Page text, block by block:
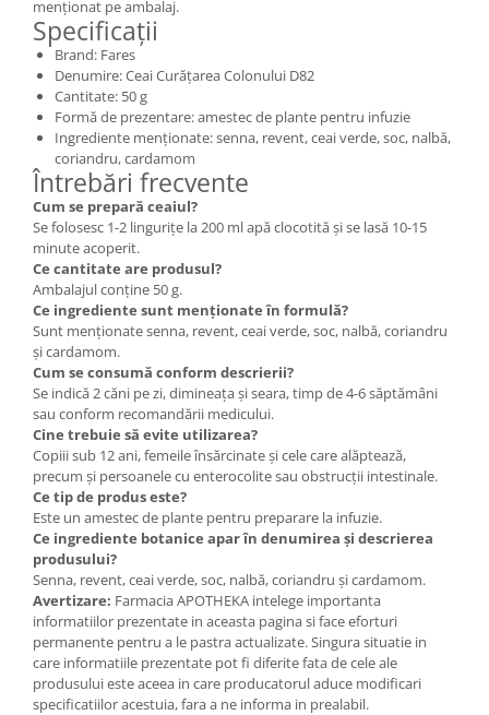
menționat pe ambalaj.
Specificații
Brand: Fares
Denumire: Ceai Curățarea Colonului D82
Cantitate: 50 g
Formă de prezentare: amestec de plante pentru infuzie
Ingrediente menționate: senna, revent, ceai verde, soc, nalbă,
coriandru, cardamom
Întrebări frecvente
Cum se prepară ceaiul?
Se folosesc 1-2 lingurițe la 200 ml apă clocotită și se lasă 10-15
minute acoperit.
Ce cantitate are produsul?
Ambalajul conține 50 g.
Ce ingrediente sunt menționate în formulă?
Sunt menționate senna, revent, ceai verde, soc, nalbă, coriandru
și cardamom.
Cum se consumă conform descrierii?
Se indică 2 căni pe zi, dimineața și seara, timp de 4-6 săptămâni
sau conform recomandării medicului.
Cine trebuie să evite utilizarea?
Copiii sub 12 ani, femeile însărcinate și cele care alăptează,
precum și persoanele cu enterocolite sau obstrucții intestinale.
Ce tip de produs este?
Este un amestec de plante pentru preparare la infuzie.
Ce ingrediente botanice apar în denumirea și descrierea
produsului?
Senna, revent, ceai verde, soc, nalbă, coriandru și cardamom.
Avertizare: Farmacia APOTHEKA intelege importanta
informatiilor prezentate in aceasta pagina si face eforturi
permanente pentru a le pastra actualizate. Singura situatie in
care informatiile prezentate pot fi diferite fata de cele ale
produsului este aceea in care producatorul aduce modificari
specificatiilor acestuia, fara a ne informa in prealabil.